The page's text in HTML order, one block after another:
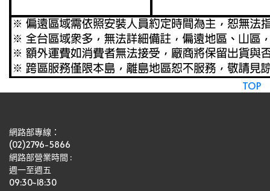
TOP
網路部專線：
(02)2796-5866
網路部營業時間 :
週一至週五
09:30~18:30